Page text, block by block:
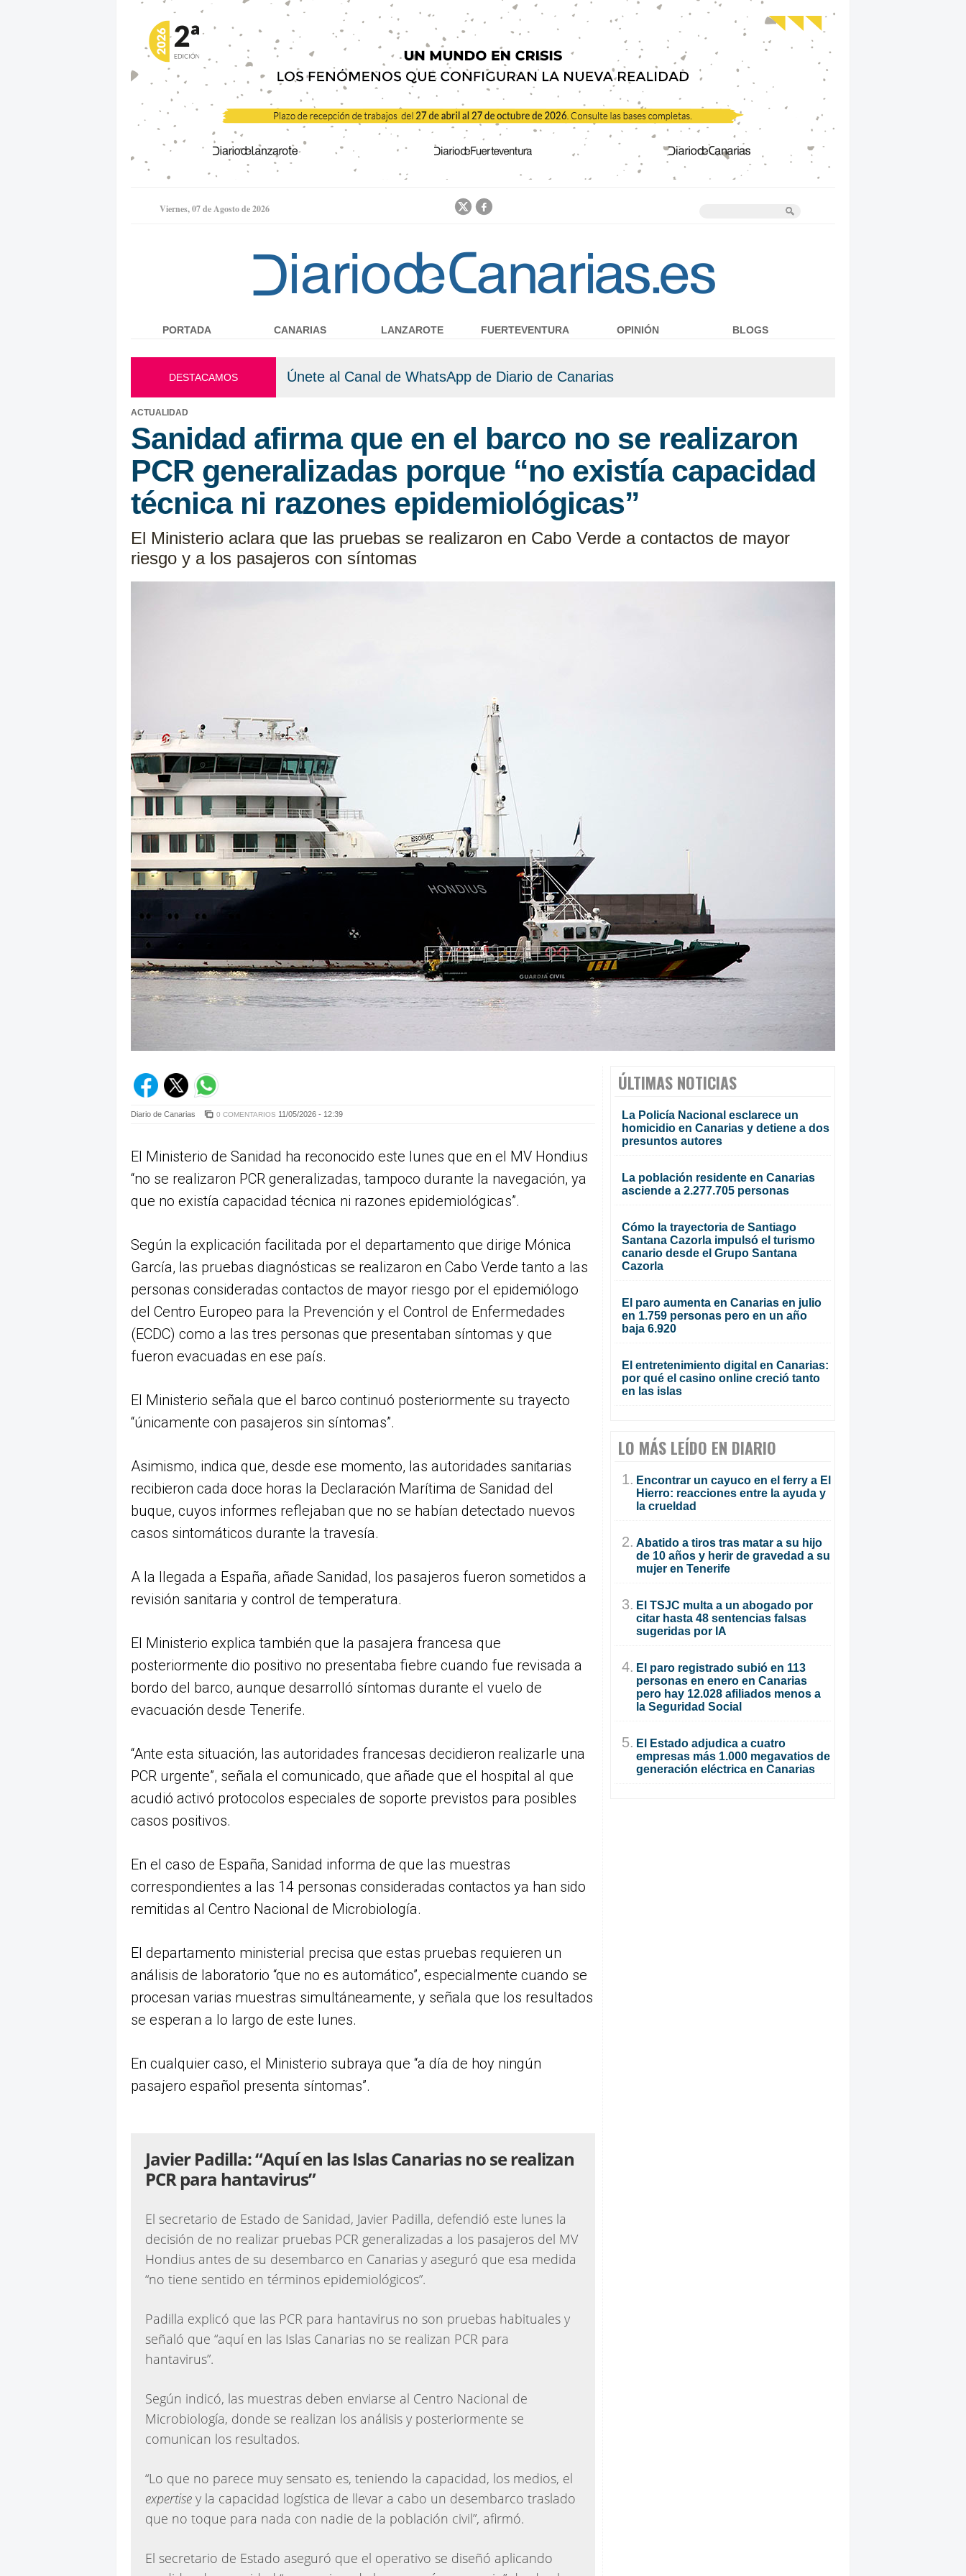
Jump to navigation
Viernes, 07 de Agosto de 2026
DESTACAMOS Únete al Canal de WhatsApp de Diario de Canarias
ACTUALIDAD
Sanidad afirma que en el barco no se realizaron
PCR generalizadas porque “no existía capacidad
técnica ni razones epidemiológicas”
El Ministerio aclara que las pruebas se realizaron en Cabo Verde a contactos de mayor
riesgo y a los pasajeros con síntomas
Diario de Canarias 0 COMENTARIOS 11/05/2026 - 12:39
El Ministerio de Sanidad ha reconocido este lunes que en el MV Hondius
“no se realizaron PCR generalizadas, tampoco durante la navegación, ya
que no existía capacidad técnica ni razones epidemiológicas”.
Según la explicación facilitada por el departamento que dirige Mónica
García, las pruebas diagnósticas se realizaron en Cabo Verde tanto a las
personas consideradas contactos de mayor riesgo por el epidemiólogo
del Centro Europeo para la Prevención y el Control de Enfermedades
(ECDC) como a las tres personas que presentaban síntomas y que
fueron evacuadas en ese país.
El Ministerio señala que el barco continuó posteriormente su trayecto
“únicamente con pasajeros sin síntomas”.
Asimismo, indica que, desde ese momento, las autoridades sanitarias
recibieron cada doce horas la Declaración Marítima de Sanidad del
buque, cuyos informes reflejaban que no se habían detectado nuevos
casos sintomáticos durante la travesía.
A la llegada a España, añade Sanidad, los pasajeros fueron sometidos a
revisión sanitaria y control de temperatura.
El Ministerio explica también que la pasajera francesa que
posteriormente dio positivo no presentaba fiebre cuando fue revisada a
bordo del barco, aunque desarrolló síntomas durante el vuelo de
evacuación desde Tenerife.
“Ante esta situación, las autoridades francesas decidieron realizarle una
PCR urgente”, señala el comunicado, que añade que el hospital al que
acudió activó protocolos especiales de soporte previstos para posibles
casos positivos.
En el caso de España, Sanidad informa de que las muestras
correspondientes a las 14 personas consideradas contactos ya han sido
remitidas al Centro Nacional de Microbiología.
El departamento ministerial precisa que estas pruebas requieren un
análisis de laboratorio “que no es automático”, especialmente cuando se
procesan varias muestras simultáneamente, y señala que los resultados
se esperan a lo largo de este lunes.
En cualquier caso, el Ministerio subraya que “a día de hoy ningún
pasajero español presenta síntomas”.
Javier Padilla: “Aquí en las Islas Canarias no se realizan
PCR para hantavirus”
El secretario de Estado de Sanidad, Javier Padilla, defendió este lunes la
decisión de no realizar pruebas PCR generalizadas a los pasajeros del MV
Hondius antes de su desembarco en Canarias y aseguró que esa medida
“no tiene sentido en términos epidemiológicos”.
Padilla explicó que las PCR para hantavirus no son pruebas habituales y
señaló que “aquí en las Islas Canarias no se realizan PCR para
hantavirus”.
Según indicó, las muestras deben enviarse al Centro Nacional de
Microbiología, donde se realizan los análisis y posteriormente se
comunican los resultados.
“Lo que no parece muy sensato es, teniendo la capacidad, los medios, el
expertise y la capacidad logística de llevar a cabo un desembarco traslado
que no toque para nada con nadie de la población civil”, afirmó.
El secretario de Estado aseguró que el operativo se diseñó aplicando
PORTADA CANARIAS LANZAROTE FUERTEVENTURA OPINIÓN BLOGS
ÚLTIMAS NOTICIAS
La Policía Nacional esclarece un
homicidio en Canarias y detiene a dos
presuntos autores
La población residente en Canarias
asciende a 2.277.705 personas
Cómo la trayectoria de Santiago
Santana Cazorla impulsó el turismo
canario desde el Grupo Santana
Cazorla
El paro aumenta en Canarias en julio
en 1.759 personas pero en un año
baja 6.920
El entretenimiento digital en Canarias:
por qué el casino online creció tanto
en las islas
LO MÁS LEÍDO EN DIARIO
1. Encontrar un cayuco en el ferry a El
Hierro: reacciones entre la ayuda y
la crueldad
2. Abatido a tiros tras matar a su hijo
de 10 años y herir de gravedad a su
mujer en Tenerife
3. El TSJC multa a un abogado por
citar hasta 48 sentencias falsas
sugeridas por IA
4. El paro registrado subió en 113
personas en enero en Canarias
pero hay 12.028 afiliados menos a
la Seguridad Social
5. El Estado adjudica a cuatro
empresas más 1.000 megavatios de
generación eléctrica en Canarias